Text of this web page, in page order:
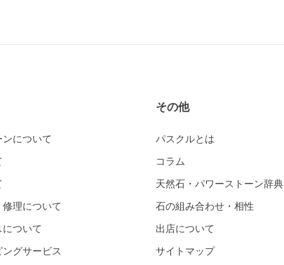
について
理について
ついて
グサービス
その他
パスクルとは
コラム
天然石・パワーストーン辞典
石の組み合わせ・相性
出店について
サイトマップ